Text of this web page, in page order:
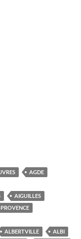
AGDE
AIGUILLES
ALBERTVILLE
ALBI